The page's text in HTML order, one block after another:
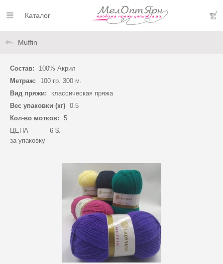
Каталог
Muffin
Состав:
100% Акрил
Метраж:
100 гр. 300 м.
Вид пряжи:
классическая пряжа
Вес упаковки (кг) 0.5
Кол-во мотков:
5
ЦЕНА
за упаковку
6 $.